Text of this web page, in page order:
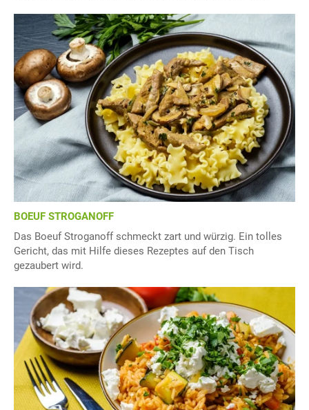
BOEUF STROGANOFF
Das Boeuf Stroganoff schmeckt zart und würzig. Ein tolles
Gericht, das mit Hilfe dieses Rezeptes auf den Tisch
gezaubert wird.